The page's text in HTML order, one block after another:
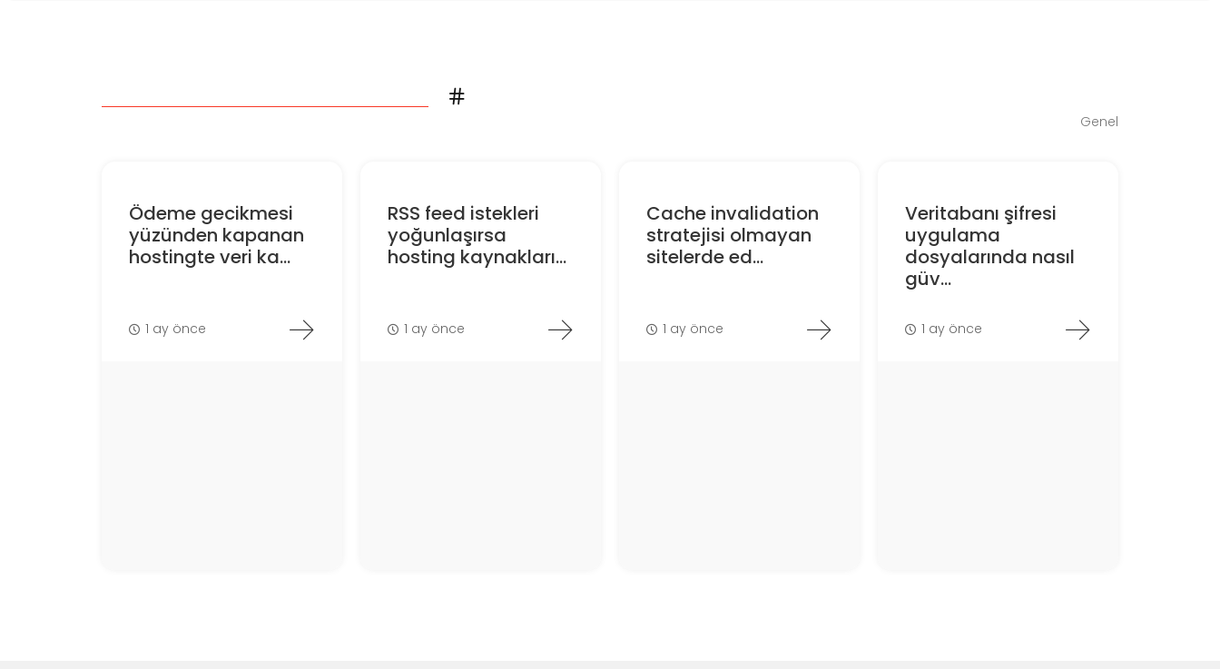
Genel
Ödeme gecikmesi
yüzünden kapanan
hostingte veri ka...
1 ay önce
RSS feed istekleri
yoğunlaşırsa
hosting kaynakları...
1 ay önce
Cache invalidation
stratejisi olmayan
sitelerde ed...
1 ay önce
Veritabanı şifresi
uygulama
dosyalarında nasıl
güv...
1 ay önce